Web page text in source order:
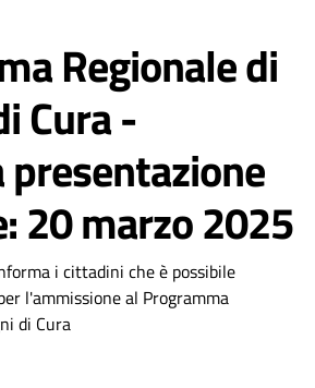
Regionale di
Cura -
presentazione
20 marzo 2025
i cittadini che è possibile
l'ammissione al Programma
di Cura